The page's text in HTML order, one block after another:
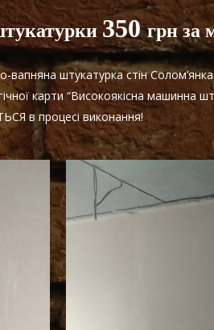
350грн за
вапняна штукатурка стін
карти “Високоякісна машинна
в процесі виконання!